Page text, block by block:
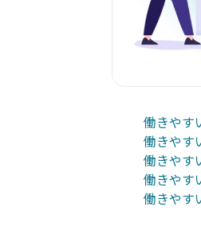
働きやす
働きやす
働きやす
働きやす
働きやす